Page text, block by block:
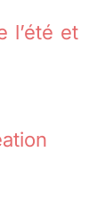
l’été et